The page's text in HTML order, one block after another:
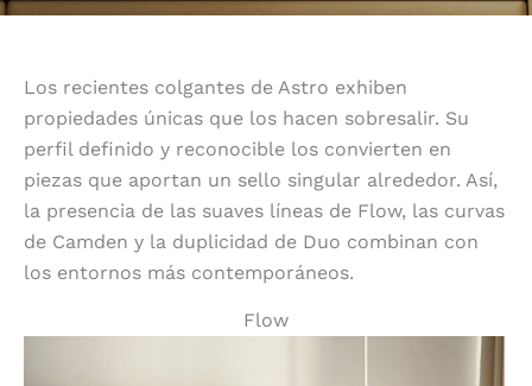
Los recientes colgantes de Astro exhiben
propiedades únicas que los hacen sobresalir. Su
perfil definido y reconocible los convierten en
piezas que aportan un sello singular alrededor. Así,
la presencia de las suaves líneas de Flow, las curvas
de Camden y la duplicidad de Duo combinan con
los entornos más contemporáneos.
Flow